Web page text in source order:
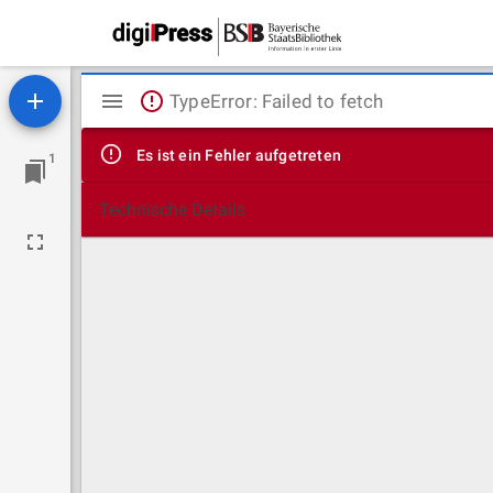
1
Mirador
Viewer
TypeError: Failed to fetch
Es ist ein Fehler aufgetreten
Technische Details